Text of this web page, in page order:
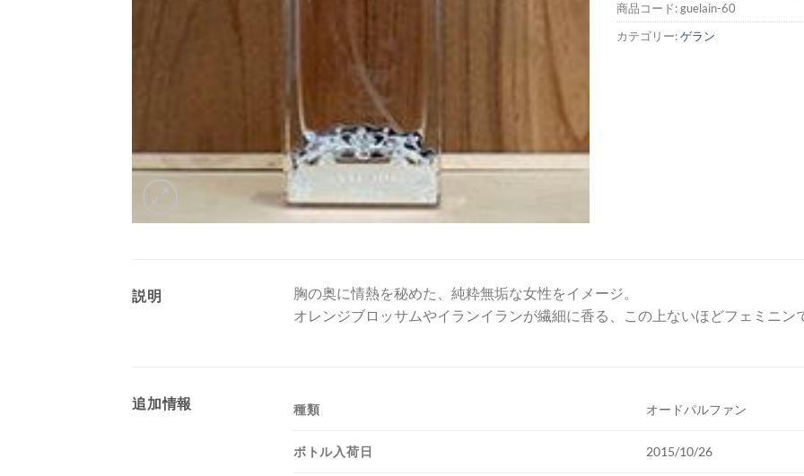
商品コード:guelain-60
カテゴリー:ゲラン
説明
胸の奥に情熱を秘めた、純粋無垢な女性をイメージ。
オレンジブロッサムやイランイランが繊細に香る、この上ないほどフェミニン
追加情報 種類 オードパルファン
ボトル入荷日 2015/10/26